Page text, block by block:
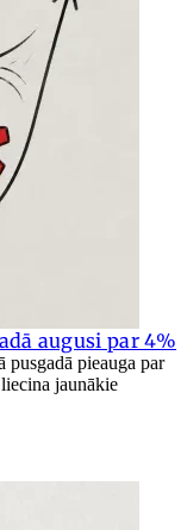
augusi par 4%
pusgadā pieauga par
jaunākie